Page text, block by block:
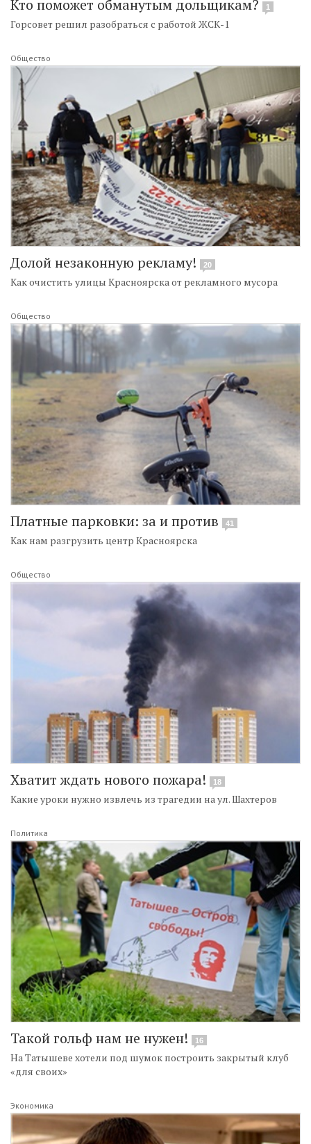
Кто поможет обманутым дольщикам? 1
Горсовет решил разобраться с работой ЖСК-1
Общество
Долой незаконную рекламу! 20
Как очистить улицы Красноярска от рекламного мусора
Общество
Платные парковки: за и против 41
Как нам разгрузить центр Красноярска
Общество
Хватит ждать нового пожара! 18
Какие уроки нужно извлечь из трагедии на ул. Шахтеров
Политика
Такой гольф нам не нужен! 16
На Татышеве хотели под шумок построить закрытый клуб
«для своих»
Экономика